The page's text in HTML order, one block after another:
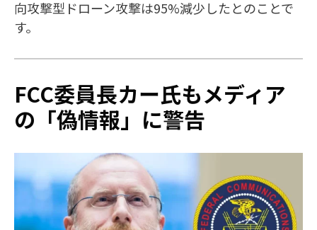
向攻撃型ドローン攻撃は95%減少したとのことで
す。
FCC委員長カー氏もメディア
の「偽情報」に警告